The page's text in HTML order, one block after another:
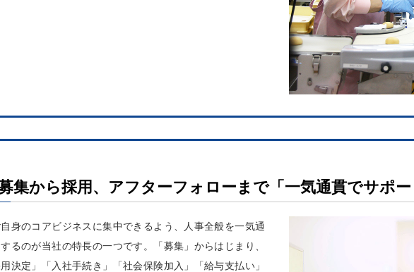
集から採用、アフターフォローまで「一気通貫でサポ
身のコアビジネスに集中できるよう、人事全般を一気通
るのが当社の特長の一つです。「募集」からはじまり、
用決定」「入社手続き」「社会保険加入」「給与支払い」